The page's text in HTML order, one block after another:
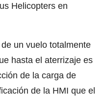
Helicopters en
un vuelo totalmente
hasta el aterrizaje es
de la carga de
de la HMI que el